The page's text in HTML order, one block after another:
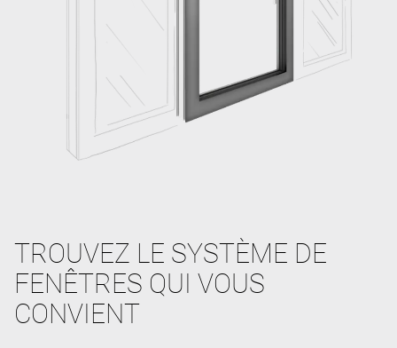
TROUVEZ LE SYSTÈME DE
FENÊTRES QUI VOUS
CONVIENT